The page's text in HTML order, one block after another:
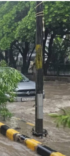
ہیں۔ ان دونوں
دونوں راستوں پر
ٹینڈر جاری کیا
گئی۔ اب اس عمل
ایم آر سی کے
شروع کرنے کے لئے
ہے۔ یہ ایجنسی
دونوں راستوں
ہے۔اس لائن پر